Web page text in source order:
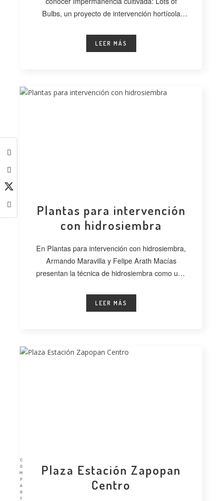
C
O
M
P
A
R
T
Bulbs, un proyecto de intervención hortícola
LEER MÁS
Plantas para intervención
con hidrosiembra
En Plantas para intervención con hidrosiembra,
Armando Maravilla y Felipe Arath Macías
presentan la técnica de hidrosiembra como una
LEER MÁS
Plaza Estación Zapopan
Centro